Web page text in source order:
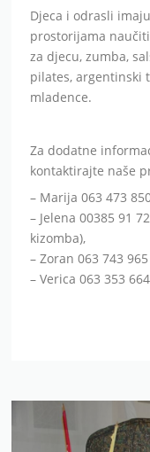
Djeca i odrasli
prostorijama
za djecu, zumba,
pilates, argentinski
mladence.
Za dodatne
kontaktirajte naše
– Marija 063 473
– Jelena 00385 91
kizomba),
– Zoran 063 743
– Verica 063 353